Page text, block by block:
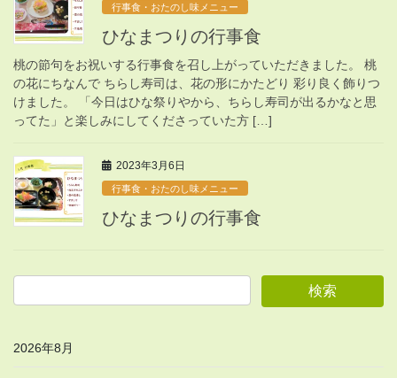
行事食・おたのし味メニュー
ひなまつりの行事食
桃の節句をお祝いする行事食を召し上がっていただきました。 桃
の花にちなんで ちらし寿司は、花の形にかたどり 彩り良く飾りつ
けました。 「今日はひな祭りやから、ちらし寿司が出るかなと思
ってた」と楽しみにしてくださっていた方 […]
2023年3月6日
行事食・おたのし味メニュー
ひなまつりの行事食
2026年8月